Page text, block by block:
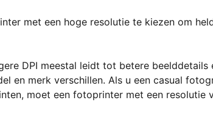
met een hoge resolutie te kiezen om
DPI meestal leidt tot betere beelddetails
en merk verschillen. Als u een casual
moet een fotoprinter met een resolutie